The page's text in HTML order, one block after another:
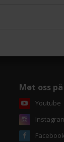
Møt oss på
Youtube
Facebook